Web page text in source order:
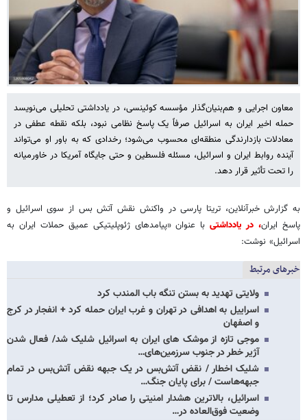
معاون اجرایی و هم‌بنیان‌گذار مؤسسه کوئینسی، در یادداشتی تحلیلی می‌نویسد
حمله اخیر ایران به اسرائیل صرفاً یک پاسخ نظامی نبود، بلکه نقطه عطفی در
معادلات بازدارندگی منطقه‌ای محسوب می‌شود؛ رخدادی که به باور او می‌تواند
آینده روابط ایران و اسرائیل، مسئله فلسطین و حتی جایگاه آمریکا در خاورمیانه
را تحت تأثیر قرار دهد.
به گزارش خبرآنلاین، تریتا پارسی در واکنش نقش آتش بس از سوی اسرائیل و
پاسخ ایران، در یادداشتیبا عنوان «پیامدهای ژئوپلیتیکی عمیق حملات ایران به
اسرائیل» نوشت:
خبرهای مرتبط
ولایتی تهدید به بستن تنگه باب المندب کرد
اسراییل به اهدافی در تهران و غرب ایران حمله کرد + انفجار در کرج
و اصفهان
موجی تازه از موشک های ایران به اسرائیل شلیک شد/ فعال شدن
آژیر خطر در جنوب سرزمین‌های…
شلیک اخطار / نقض آتش‌بس در یک جبهه نقض آتش‌بس در تمام
جبهه‌هاست / برای پایان جنگ…
اسرائیل، بالاترین هشدار امنیتی را صادر کرد؛ از تعطیلی مدارس تا
وضعیت فوق‌العاده در…